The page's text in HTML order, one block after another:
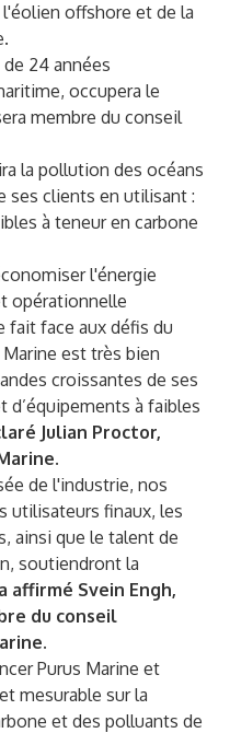
offshore et de la
24 années
occupera le
membre du conseil
la pollution des océans
ses clients en utilisant :
à teneur en carbone
l'énergie
opérationnelle
fait face aux défis du
est très bien
croissantes de ses
d’équipements à faibles
Julian Proctor,
de l'industrie, nos
utilisateurs finaux, les
ainsi que le talent de
soutiendront la
a affirmé Svein Engh,
du conseil
Purus Marine et
mesurable sur la
et des polluants de